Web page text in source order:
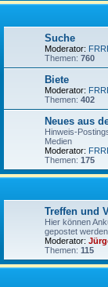
Suche
Moderator:
Themen: 760
Biete
Moderator:
Themen: 402
Neues aus
Hinweis-
Medien
Moderator:
Themen: 175
Treffen und
Hier können
gepostet werden.
Moderator:
Themen: 115